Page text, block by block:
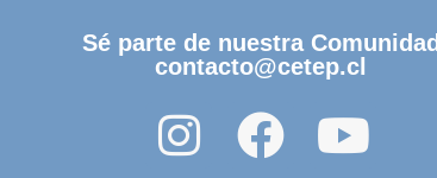
Sé parte de nuestra Comunidad
contacto@cetep.cl